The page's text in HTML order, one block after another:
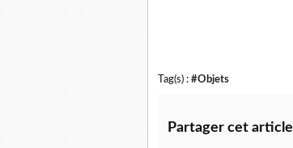
Tag(s) : #Objets
Partager cet article